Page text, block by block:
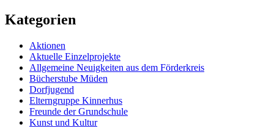
Kategorien
Aktionen
Aktuelle Einzelprojekte
Allgemeine Neuigkeiten aus dem Förderkreis
Bücherstube Müden
Dorfjugend
Elterngruppe Kinnerhus
Freunde der Grundschule
Kunst und Kultur